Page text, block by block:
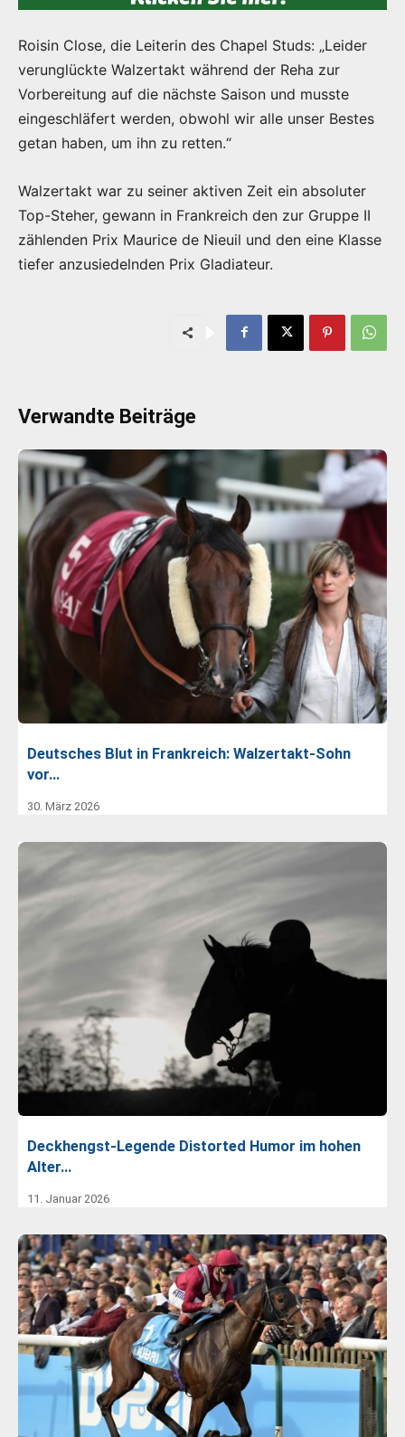
Roisin Close, die Leiterin des Chapel Studs: „Leider
verunglückte Walzertakt während der Reha zur
Vorbereitung auf die nächste Saison und musste
eingeschläfert werden, obwohl wir alle unser Bestes
getan haben, um ihn zu retten.“
Walzertakt war zu seiner aktiven Zeit ein absoluter
Top-Steher, gewann in Frankreich den zur Gruppe II
zählenden Prix Maurice de Nieuil und den eine Klasse
tiefer anzusiedelnden Prix Gladiateur.
Verwandte Beiträge
Deutsches Blut in Frankreich: Walzertakt-Sohn
vor…
30. März 2026
Deckhengst-Legende Distorted Humor im hohen
Alter…
11. Januar 2026